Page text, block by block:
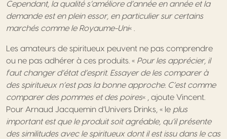
Cependant, la qualité s’améliore d’année en année et la
demande est en plein essor, en particulier sur certains
marchés comme le Royaume-Uni« .
Les amateurs de spiritueux peuvent ne pas comprendre
ou ne pas adhérer à ces produits. « Pour les apprécier, il
faut changer d’état d’esprit. Essayer de les comparer à
des spiritueux n’est pas la bonne approche. C’est comme
comparer des pommes et des poires« , ajoute Vincent.
Pour Arnaud Jacquemin d’Univers Drinks, « le plus
important est que le produit soit agréable, qu’il présente
des similitudes avec le spiritueux dont il est issu dans le cas